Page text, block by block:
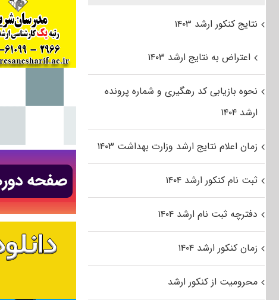
نتایج کنکور ارشد ۱۴۰۳
اعتراض به نتایج ارشد ۱۴۰۳
نحوه بازیابی کد رهگیری و شماره پرونده
ارشد ۱۴۰۴
زمان اعلام نتایج ارشد وزارت بهداشت ۱۴۰۳
ثبت نام کنکور ارشد ۱۴۰۴
دفترچه ثبت نام ارشد ۱۴۰۴
زمان کنکور ارشد ۱۴۰۴
محرومیت از کنکور ارشد